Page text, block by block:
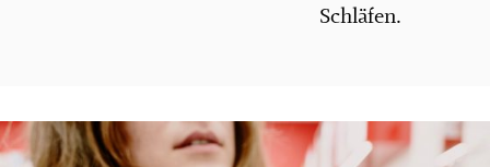
Schläfen.